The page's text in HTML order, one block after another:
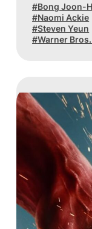
Bong Joon-
Naomi Ackie
Steven Yeun
Warner